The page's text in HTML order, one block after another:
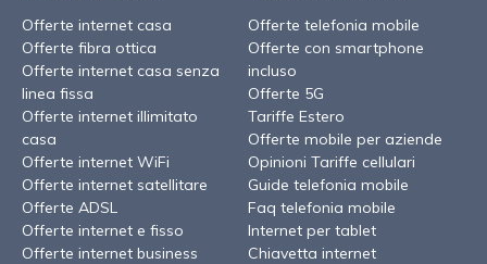
Offerte internet casa
Offerte fibra ottica
Offerte internet casa senza
linea fissa
Offerte internet illimitato
casa
Offerte internet WiFi
Offerte internet satellitare
Offerte ADSL
Offerte internet e fisso
Offerte internet business
Offerte telefonia mobile
Offerte con smartphone
incluso
Offerte 5G
Tariffe Estero
Offerte mobile per aziende
Opinioni Tariffe cellulari
Guide telefonia mobile
Faq telefonia mobile
Internet per tablet
Chiavetta internet